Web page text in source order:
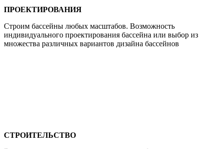
ПРОЕКТИРОВАНИЯ
Строим бассейны любых масштабов. Возможность
индивидуального проектирования бассейна или выбор из
множества различных вариантов дизайна бассейнов
СТРОИТЕЛЬСТВО